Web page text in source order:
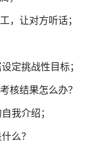
，让对方听话；
定挑战性目标；
核结果怎么办？
我介绍；
么？